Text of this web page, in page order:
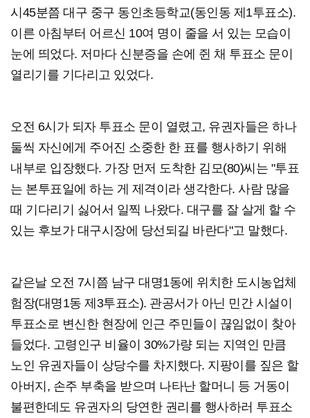
시45분쯤 대구 중구 동인초등학교(동인동 제1투표소).
이른 아침부터 어르신 10여 명이 줄을 서 있는 모습이
눈에 띄었다. 저마다 신분증을 손에 쥔 채 투표소 문이
열리기를 기다리고 있었다.
오전 6시가 되자 투표소 문이 열렸고, 유권자들은 하나
둘씩 자신에게 주어진 소중한 한 표를 행사하기 위해
내부로 입장했다. 가장 먼저 도착한 김모(80)씨는 "투표
는 본투표일에 하는 게 제격이라 생각한다. 사람 많을
때 기다리기 싫어서 일찍 나왔다. 대구를 잘 살게 할 수
있는 후보가 대구시장에 당선되길 바란다"고 말했다.
같은날 오전 7시쯤 남구 대명1동에 위치한 도시농업체
험장(대명1동 제3투표소). 관공서가 아닌 민간 시설이
투표소로 변신한 현장에 인근 주민들이 끊임없이 찾아
들었다. 고령인구 비율이 30%가량 되는 지역인 만큼
노인 유권자들이 상당수를 차지했다. 지팡이를 짚은 할
아버지, 손주 부축을 받으며 나타난 할머니 등 거동이
불편한데도 유권자의 당연한 권리를 행사하러 투표소